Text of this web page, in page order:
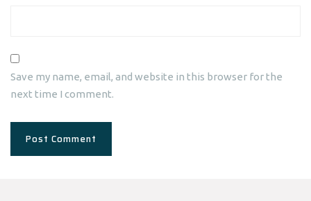
Save my name, email, and website in this browser for the
next time I comment.